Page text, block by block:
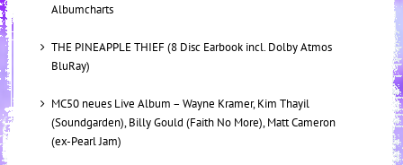
Albumcharts
THE PINEAPPLE THIEF (8 Disc Earbook incl. Dolby Atmos
BluRay)
MC50 neues Live Album – Wayne Kramer, Kim Thayil
(Soundgarden), Billy Gould (Faith No More), Matt Cameron
(ex-Pearl Jam)